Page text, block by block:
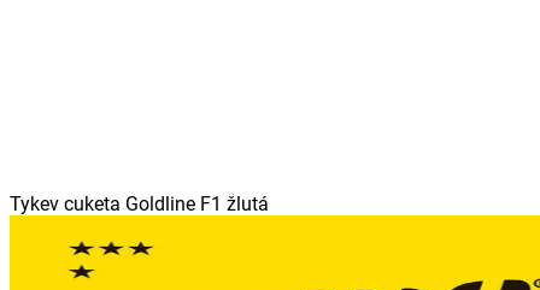
Tykev cuketa Goldline F1 žlutá